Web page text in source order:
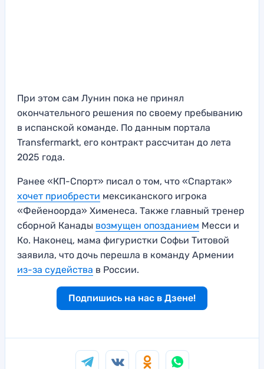
При этом сам Лунин пока не принял
окончательного решения по своему пребыванию
в испанской команде. По данным портала
Transfermarkt, его контракт рассчитан до лета
2025 года.
Ранее «КП-Спорт» писал о том, что «Спартак»
хочет приобрести мексиканского игрока
«Фейеноорда» Хименеса. Также главный тренер
сборной Канады возмущен опозданием Месси и
Ко. Наконец, мама фигуристки Софьи Титовой
заявила, что дочь перешла в команду Армении
из-за судейства в России.
Подпишись на нас в Дзене!